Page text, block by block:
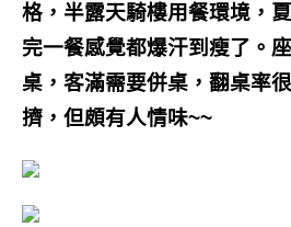
格，半露天騎樓用餐環境，
完一餐感覺都爆汗到瘦了。
桌，客滿需要併桌，翻桌率
擠，但頗有人情味~~